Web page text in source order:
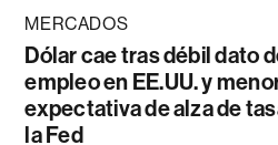
MERCADOS
Dólar cae tras débil dato
empleo en EE.UU. y
expectativa de alza de
la Fed